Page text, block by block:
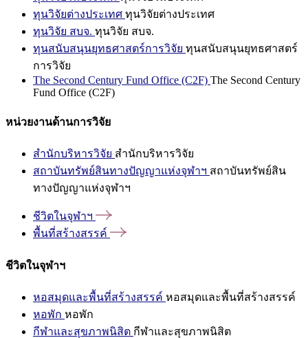
ทุนวิจัยต่างประเทศ ทุนวิจัยต่างประเทศ
ทุนวิจัย สบจ. ทุนวิจัย สบจ.
ทุนสนับสนุนยุทธศาสตร์การวิจัย ทุนสนับสนุนยุทธศาสตร์
การวิจัย
The Second Century Fund Office (C2F) The Second Century
Fund Office (C2F)
หน่วยงานด้านการวิจัย
สำนักบริหารวิจัย สำนักบริหารวิจัย
สถาบันทรัพย์สินทางปัญญาแห่งจุฬาฯ สถาบันทรัพย์สิน
ทางปัญญาแห่งจุฬาฯ
ชีวิตในจุฬาฯ
พื้นที่สร้างสรรค์
ชีวิตในจุฬาฯ
หอสมุดและพื้นที่สร้างสรรค์ หอสมุดและพื้นที่สร้างสรรค์
หอพัก หอพัก
กีฬาและสุขภาพนิสิต กีฬาและสุขภาพนิสิต